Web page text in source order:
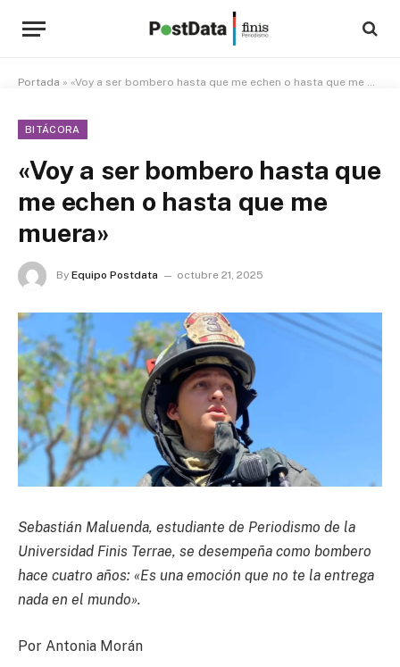
Portada » «Voy a ser bombero hasta que me echen o hasta que me muera»
BITÁCORA
«Voy a ser bombero hasta que
me echen o hasta que me
muera»
By Equipo Postdata octubre 21, 2025
Sebastián Maluenda, estudiante de Periodismo de la
Universidad Finis Terrae, se desempeña como bombero
hace cuatro años: «Es una emoción que no te la entrega
nada en el mundo».
Por Antonia Morán